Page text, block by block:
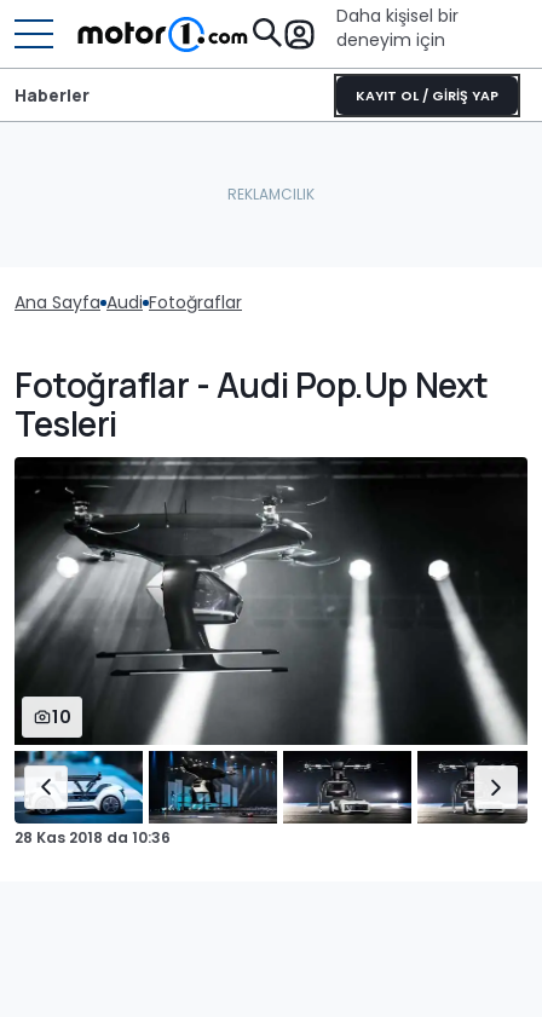
Daha kişisel bir
deneyim için
KAYIT OL / GİRİŞ YAP
Haberler
Ana Sayfa Audi Fotoğraflar
Fotoğraflar - Audi Pop.Up Next
Tesleri
10
28 Kas 2018 da 10:36